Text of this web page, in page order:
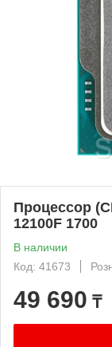
Процессор
12100F 1700
В наличии
Код: 41673
49 690 ₸